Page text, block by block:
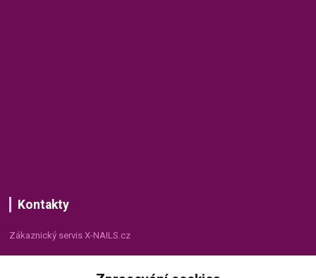
Kontakty
Zákaznický servis X-NAILS.cz